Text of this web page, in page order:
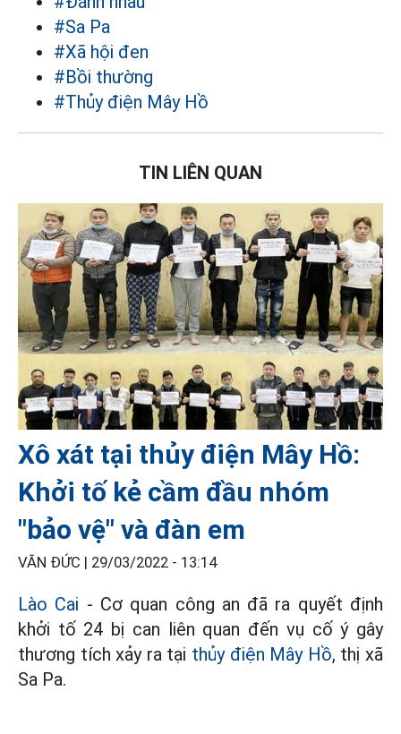
#Sa Pa
#Xã hội đen
#Bồi thường
#Thủy điện Mây Hồ
TIN LIÊN QUAN
Xô xát tại thủy điện Mây Hồ:
Khởi tố kẻ cầm đầu nhóm
"bảo vệ" và đàn em
VĂN ĐỨC | 29/03/2022 - 13:14
Lào Cai - Cơ quan công an đã ra quyết định
khởi tố 24 bị can liên quan đến vụ cố ý gây
thương tích xảy ra tại thủy điện Mây Hồ, thị xã
Sa Pa.